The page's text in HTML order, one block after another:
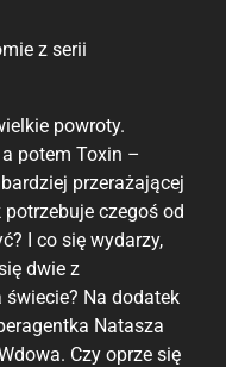
z serii
powroty.
potem Toxin –
przerażającej
czegoś od
I co się wydarzy,
dwie z
Na dodatek
Natasza
Czy oprze się